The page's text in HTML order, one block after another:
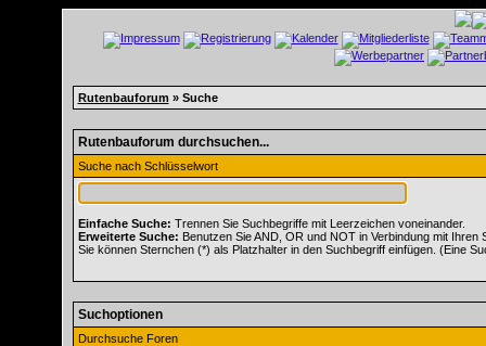
Rutenbauforum » Suche
Rutenbauforum durchsuchen...
Suche nach Schlüsselwort
Einfache Suche: Trennen Sie Suchbegriffe mit Leerzeichen voneinander.
Erweiterte Suche: Benutzen Sie AND, OR und NOT in Verbindung mit
Sie können Sternchen (*) als Platzhalter in den Suchbegriff einfügen. (Eine
Suchoptionen
Durchsuche Foren